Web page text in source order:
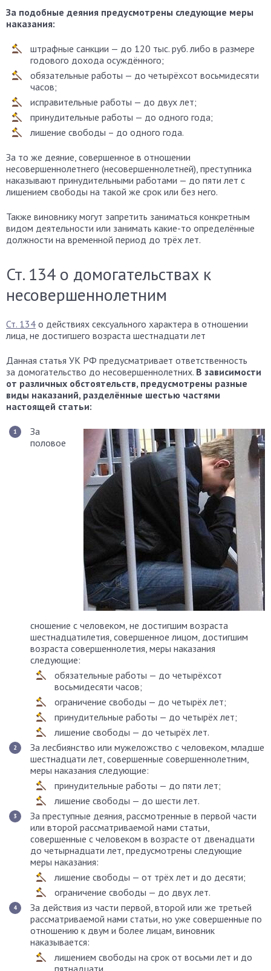
За подобные деяния предусмотрены следующие меры
наказания:
штрафные санкции — до 120 тыс. руб. либо в размере
годового дохода осуждённого;
обязательные работы — до четырёхсот восьмидесяти
часов;
исправительные работы — до двух лет;
принудительные работы — до одного года;
лишение свободы – до одного года.
За то же деяние, совершенное в отношении
несовершеннолетнего (несовершеннолетней), преступника
наказывают принудительными работами — до пяти лет с
лишением свободы на такой же срок или без него.
Также виновнику могут запретить заниматься конкретным
видом деятельности или занимать какие-то определённые
должности на временной период до трёх лет.
Ст. 134 о домогательствах к
несовершеннолетним
Ст. 134 о действиях сексуального характера в отношении
лица, не достигшего возраста шестнадцати лет
Данная статья УК РФ предусматривает ответственность
за домогательство до несовершеннолетних. В зависимости
от различных обстоятельств, предусмотрены разные
виды наказаний, разделённые шестью частями
настоящей статьи:
За
половое
сношение с человеком, не достигшим возраста
шестнадцатилетия, совершенное лицом, достигшим
возраста совершеннолетия, меры наказания
следующие:
обязательные работы — до четырёхсот
восьмидесяти часов;
ограничение свободы — до четырёх лет;
принудительные работы — до четырёх лет;
лишение свободы — до четырёх лет.
За лесбиянство или мужеложство с человеком, младше
шестнадцати лет, совершенные совершеннолетним,
меры наказания следующие:
принудительные работы — до пяти лет;
лишение свободы — до шести лет.
За преступные деяния, рассмотренные в первой части
или второй рассматриваемой нами статьи,
совершенные с человеком в возрасте от двенадцати
до четырнадцати лет, предусмотрены следующие
меры наказания:
лишение свободы — от трёх лет и до десяти;
ограничение свободы — до двух лет.
За действия из части первой, второй или же третьей
рассматриваемой нами статьи, но уже совершенные по
отношению к двум и более лицам, виновник
наказывается:
лишением свободы на срок от восьми лет и до